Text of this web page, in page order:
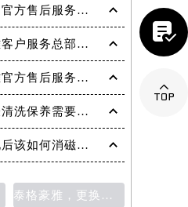
泰格豪雅中国官方售后服务中心｜官方电话及详细维修地址权威信息公告（2026年7月最新）
南昌泰格豪雅客户服务总部电话中心提供专业售后维修保养服务权威公示（2026年7月最新）
北京泰格豪雅官方售后服务中心｜全部网点地址与官方客服电话权威信息公告（2026年7月最新）
泰格豪雅手表清洗保养需要多久？
泰格豪雅磁化后该如何消磁？为什么会磁化？
泰格豪雅，更换表带

